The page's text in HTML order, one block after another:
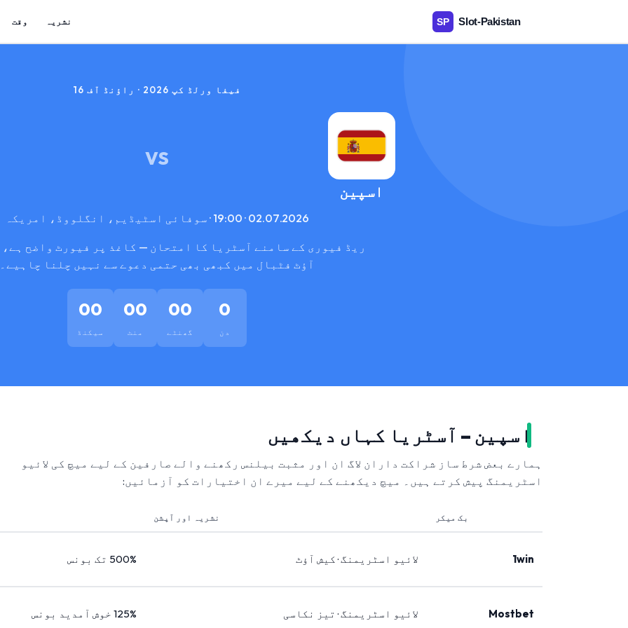
نشریہ وقت
فیفا ورلڈ کپ 2026 · راؤنڈ آف 16
اسپین
VS
02.07.2026 · 19:00 · سوفائی اسٹیڈیم، انگلووڈ، امریکہ
ریڈ فیوری کے سامنے آسٹریا کا امتحان — کاغذ پر فیورٹ واضح
آؤٹ فٹبال میں کبھی بھی حتمی دعوے سے نہیں چلنا چاہیے۔
0
دن
00
گھنٹے
00
منٹ
00
سیکنڈ
اسپین – آسٹریا کہاں دیکھیں
ہمارے بعض شرط ساز شراکت داران لاگ ان اور مثبت بیلنس رکھنے والے صارفین کے لیے میچ کی لائیو
اسٹریمنگ پیش کرتے ہیں۔ میچ دیکھنے کے لیے میرے ان اختیارات کو آزمائیں:
بک میکر نشریہ اور آپشن
1win لائیو اسٹریمنگ · کیش آؤٹ 500% تک بونس
Mostbet لائیو اسٹریمنگ · تیز نکاسی 125% خوش آمدید بونس